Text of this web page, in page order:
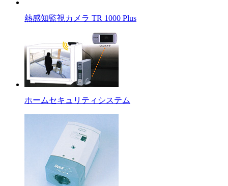
熱感知監視カメラ TR 1000 Plus
ホームセキュリティシステム